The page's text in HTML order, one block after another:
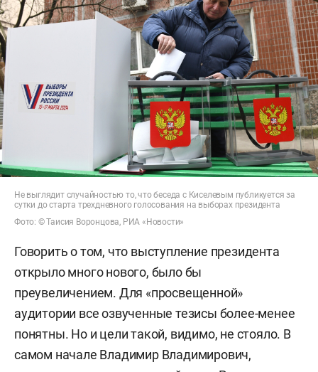
Не выглядит случайностью то, что беседа с Киселевым публикуется за
сутки до старта трехдневного голосования на выборах президента
Фото: © Таисия Воронцова, РИА «Новости»
Говорить о том, что выступление президента
открыло много нового, было бы
преувеличением. Для «просвещенной»
аудитории все озвученные тезисы более-менее
понятны. Но и цели такой, видимо, не стояло. В
самом начале Владимир Владимирович,